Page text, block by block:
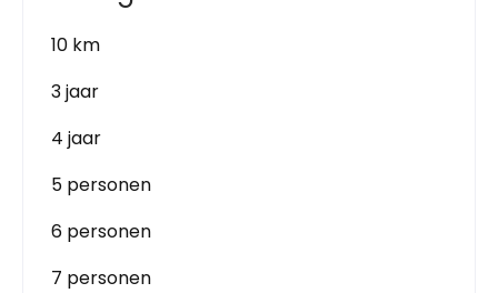
10 km
3 jaar
4 jaar
5 personen
6 personen
7 personen